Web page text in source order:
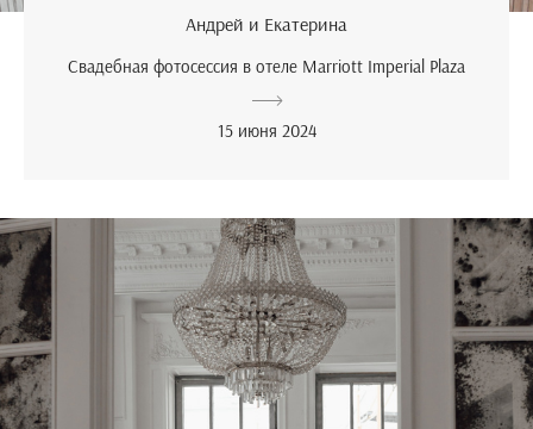
Андрей и Екатерина
Свадебная фотосессия в отеле Marriott Imperial Plaza
15 июня 2024